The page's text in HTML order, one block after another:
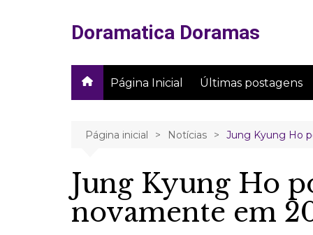
Doramatica Doramas
Página Inicial Últimas postagens
Página inicial Notícias Jung Kyung Ho
Jung Kyung Ho
novamente em